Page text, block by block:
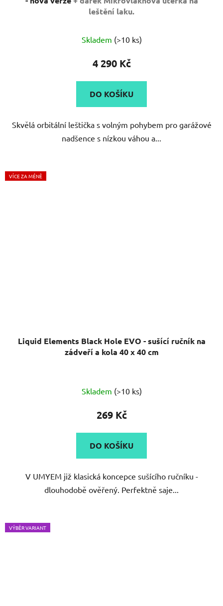
leštění laku.
hodnocení
produktu
5,0
z
hvězdiček.
Skladem (>10 ks)
4 290 Kč
DO KOŠÍKU
Skvělá orbitální leštička s volným pohybem pro garážové
nadšence s nízkou váhou a...
VÍCE ZA MÉNĚ
Liquid Elements Black Hole EVO - sušící ručník na
zádveří a kola 40 x 40 cm
hodnocení
produktu
5,0
z
hvězdiček.
Skladem (>10 ks)
269 Kč
DO KOŠÍKU
V UMYEM již klasická koncepce sušícího ručníku -
dlouhodobě ověřený. Perfektně saje...
VÝBĚR VARIANT